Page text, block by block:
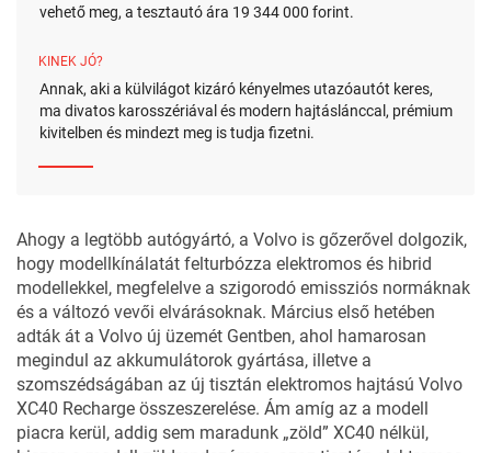
vehető meg, a tesztautó ára 19 344 000 forint.
KINEK JÓ?
Annak, aki a külvilágot kizáró kényelmes utazóautót keres,
ma divatos karosszériával és modern hajtáslánccal, prémium
kivitelben és mindezt meg is tudja fizetni.
Ahogy a legtöbb autógyártó, a Volvo is gőzerővel dolgozik,
hogy modellkínálatát felturbózza elektromos és hibrid
modellekkel, megfelelve a szigorodó emissziós normáknak
és a változó vevői elvárásoknak. Március első hetében
adták át a Volvo új üzemét Gentben, ahol hamarosan
megindul az akkumulátorok gyártása, illetve a
szomszédságában az új tisztán elektromos hajtású Volvo
XC40 Recharge összeszerelése. Ám amíg az a modell
piacra kerül, addig sem maradunk „zöld” XC40 nélkül,